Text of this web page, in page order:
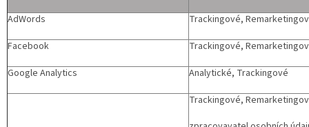
AdWords
Trackingové,
Facebook
Trackingové,
Google Analytics
Analytické, Trackingové
Trackingové,